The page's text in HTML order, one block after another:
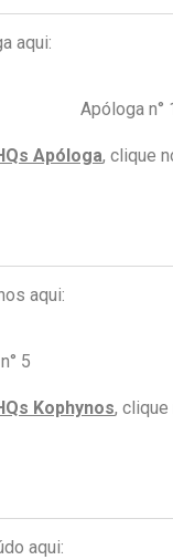
aqui:
Apóloga n°
Apóloga, clique
aqui:
5
Kophynos, clique
aqui: